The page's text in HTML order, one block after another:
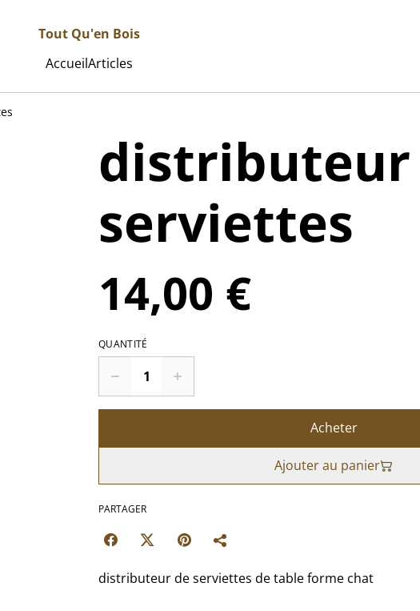
Tout Qu'en Bois
AccueilArticles
distributeur
serviettes
14,00 €
QUANTITÉ
Acheter
Ajouter au panier
PARTAGER
distributeur de serviettes de table forme chat